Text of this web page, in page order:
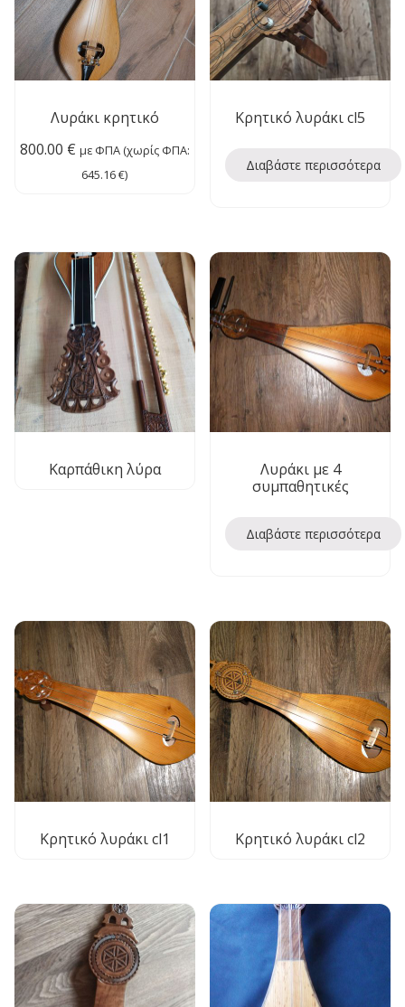
Λυράκι κρητικό
800.00 € με ΦΠΑ (χωρίς ΦΠΑ:
645.16€)
Κρητικό λυράκι cl5
Διαβάστε περισσότερα
Καρπάθικη λύρα
Λυράκι με 4
συμπαθητικές
Διαβάστε περισσότερα
Κρητικό λυράκι cl1 Κρητικό λυράκι cl2